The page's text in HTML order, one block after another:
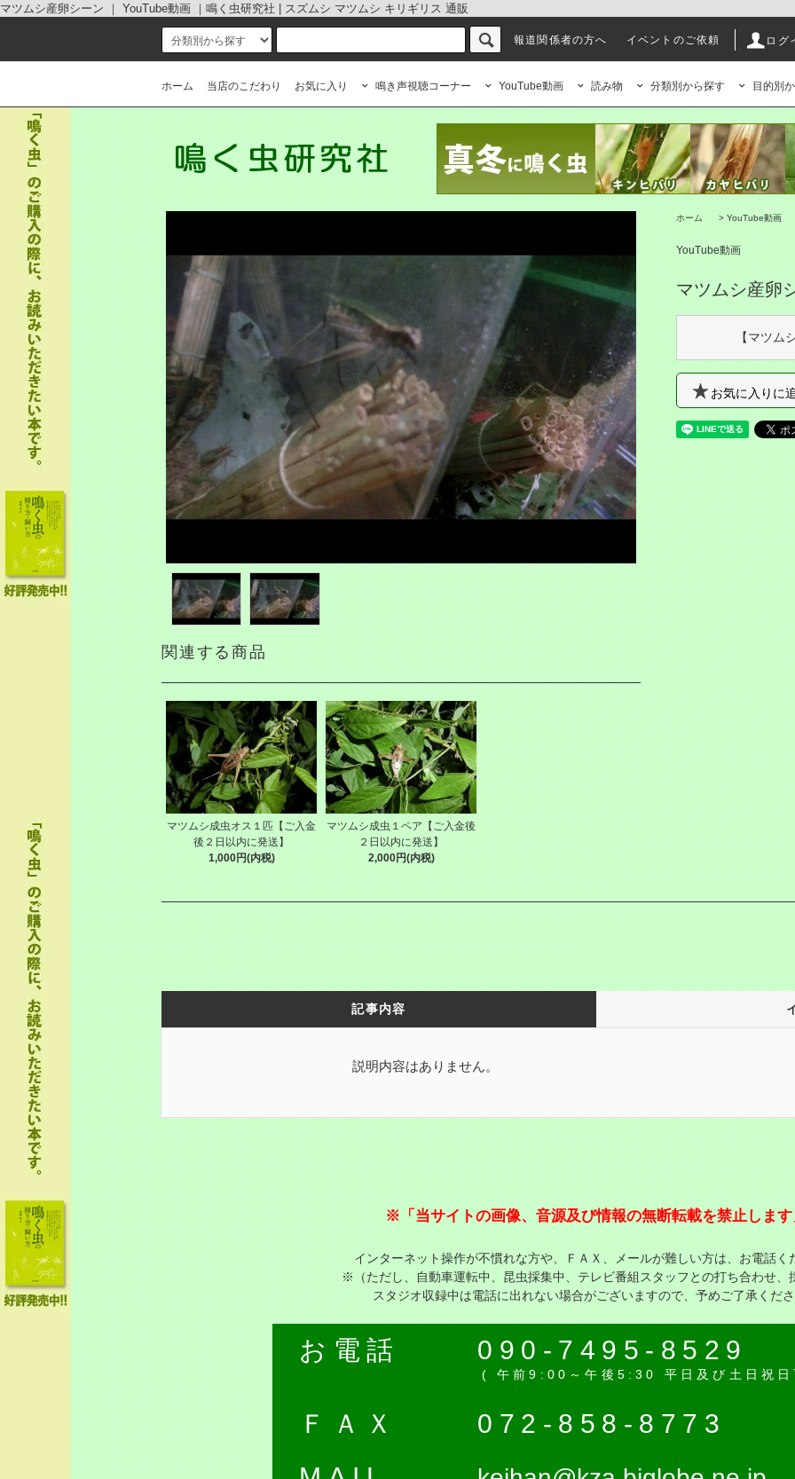
マツムシ産卵シーン ｜ YouTube動画 ｜鳴く虫研究社 | スズムシ マツムシ キリギリス 通販
ログ
報道関係者の方へ イベントのご依頼
ホーム 当店のこだわり お気に入り 鳴き声視聴コーナー YouTube動画 読み物 分類別から探す 目的別
関連する商品
マツムシ成虫オス１匹【ご入金
後２日以内に発送】
1,000円(内税)
マツムシ成虫１ペア【ご入金後
２日以内に発送】
2,000円(内税)
ホーム > YouTube動画
YouTube動画
マツムシ産卵
【マツム
お気に入りに
記事内容
説明内容はありません。
※「当サイトの画像、音源及び情報の無断転載を禁止しま
インターネット操作が不慣れな方や、ＦＡＸ、メールが難しい方は、お電話く
※（ただし、自動車運転中、昆虫採集中、テレビ番組スタッフとの打ち合わせ、
スタジオ収録中は電話に出れない場合がございますので、予めご了承くだ
お電話 090-7495-8529
( 午前9:00～午後5:30 平日及び土日祝日
ＦＡＸ
072-858-8773